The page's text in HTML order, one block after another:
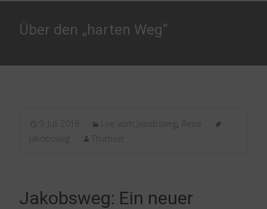
Über den „harten Weg“
9. Juli 2016 Live vom Jakobsweg, Reise
Jakobsweg
Thumser
Jakobsweg: Ein neuer